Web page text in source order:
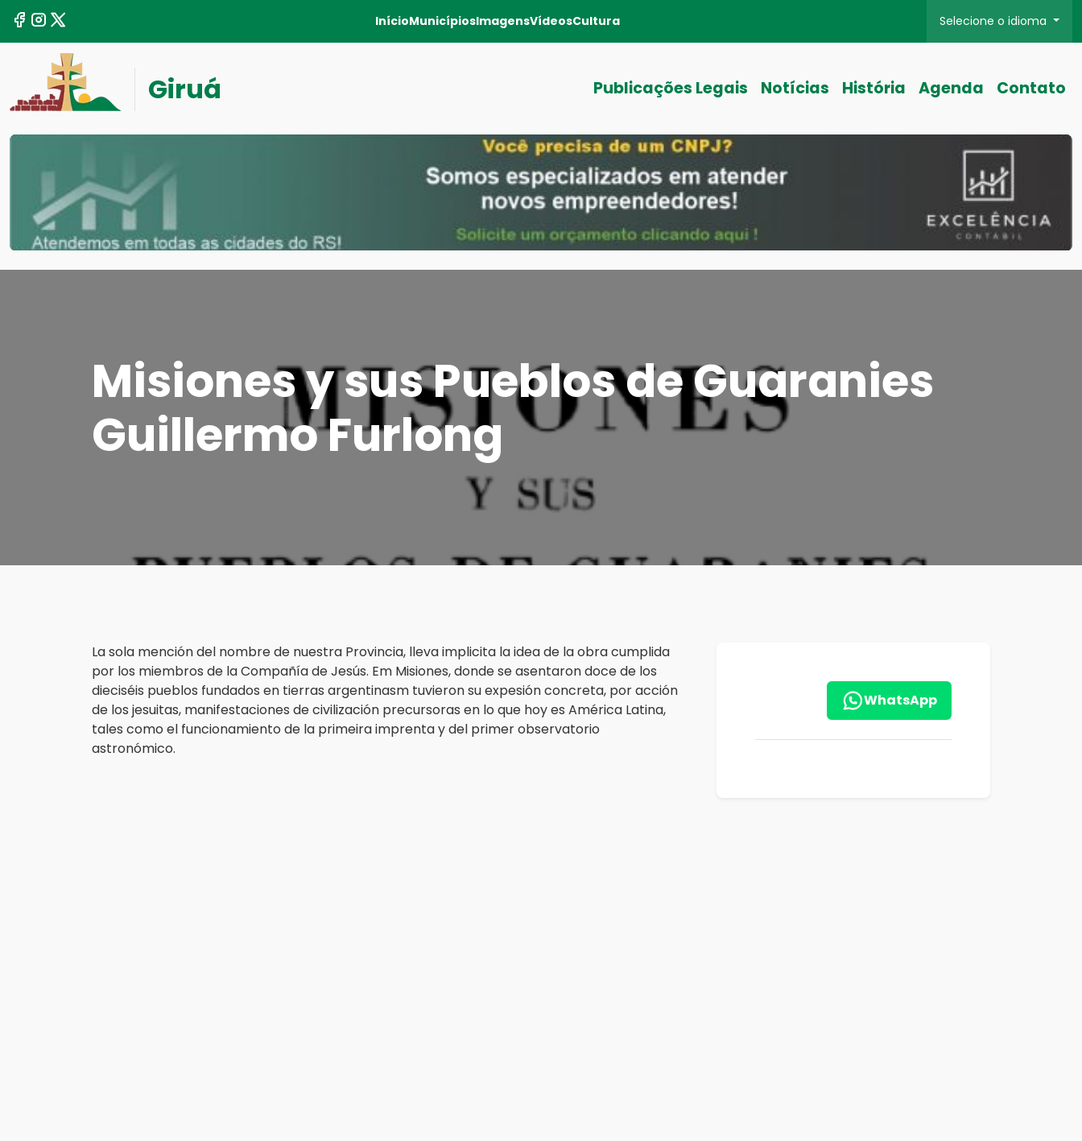
InícioMunicípiosImagensVídeosCultura Selecione o idioma
Giruá Publicações Legais Notícias História Agenda Contato
Misiones y sus Pueblos de Guaranies
Guillermo Furlong
La sola mención del nombre de nuestra Provincia, lleva implicita la idea de la obra cumplida
por los miembros de la Compañía de Jesús. Em Misiones, donde se asentaron doce de los
dieciséis pueblos fundados en tierras argentinasm tuvieron su expesión concreta, por acción
de los jesuitas, manifestaciones de civilización precursoras en lo que hoy es América Latina,
tales como el funcionamiento de la primeira imprenta y del primer observatorio
astronómico.
WhatsApp